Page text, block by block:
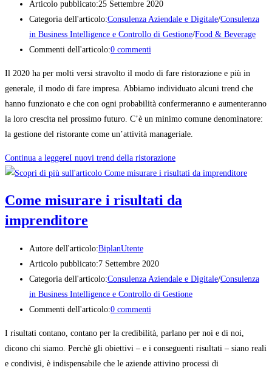
Articolo pubblicato:25 Settembre 2020
Categoria dell'articolo:Consulenza Aziendale e Digitale/Consulenza
in Business Intelligence e Controllo di Gestione/Food & Beverage
Commenti dell'articolo:0 commenti
Il 2020 ha per molti versi stravolto il modo di fare ristorazione e più in
generale, il modo di fare impresa. Abbiamo individuato alcuni trend che
hanno funzionato e che con ogni probabilità confermeranno e aumenteranno
la loro crescita nel prossimo futuro. C’è un minimo comune denominatore:
la gestione del ristorante come un’attività manageriale.
Continua a leggereI nuovi trend della ristorazione
Come misurare i risultati da
imprenditore
Autore dell'articolo:BiplanUtente
Articolo pubblicato:7 Settembre 2020
Categoria dell'articolo:Consulenza Aziendale e Digitale/Consulenza
in Business Intelligence e Controllo di Gestione
Commenti dell'articolo:0 commenti
I risultati contano, contano per la credibilità, parlano per noi e di noi,
dicono chi siamo. Perchè gli obiettivi – e i conseguenti risultati – siano reali
e condivisi, è indispensabile che le aziende attivino processi di